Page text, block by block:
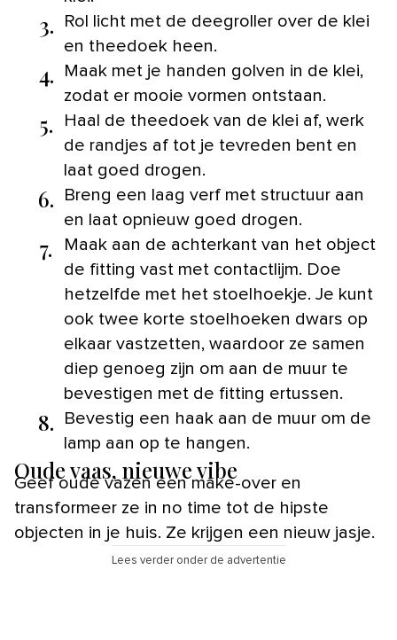
3.
Rol licht met de deegroller over de klei
en theedoek heen.
4.
Maak met je handen golven in de klei,
zodat er mooie vormen ontstaan.
5.
Haal de theedoek van de klei af, werk
de randjes af tot je tevreden bent en
laat goed drogen.
6.
Breng een laag verf met structuur aan
en laat opnieuw goed drogen.
7.
Maak aan de achterkant van het object
de fitting vast met contactlijm. Doe
hetzelfde met het stoelhoekje. Je kunt
ook twee korte stoelhoeken dwars op
elkaar vastzetten, waardoor ze samen
diep genoeg zijn om aan de muur te
bevestigen met de fitting ertussen.
8.
Bevestig een haak aan de muur om de
lamp aan op te hangen.
Oude vaas, nieuwe vibe
Geef oude vazen een make-over en
transformeer ze in no time tot de hipste
objecten in je huis. Ze krijgen een nieuw jasje.
Lees verder onder de advertentie